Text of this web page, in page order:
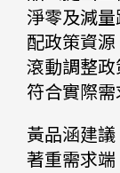
淨零及減
配政策資
滾動調整
符合實際需
黃品涵建
著重需求